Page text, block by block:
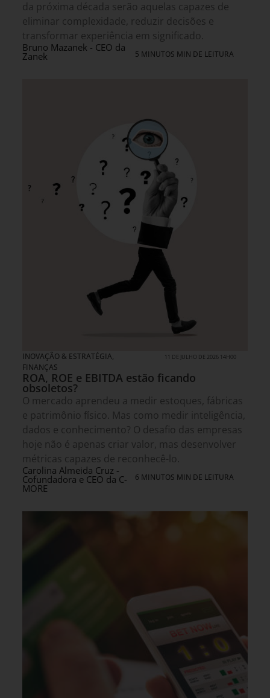
da próxima década serão aquelas capazes de
eliminar complexidade, reduzir decisões e
transformar experiência em significado.
Bruno Mazanek - CEO da
Zanek 5 MINUTOS MIN DE LEITURA
INOVAÇÃO & ESTRATÉGIA,
FINANÇAS
11 DE JULHO DE 2026 14H00
ROA, ROE e EBITDA estão ficando
obsoletos?
O mercado aprendeu a medir estoques, fábricas
e patrimônio físico. Mas como medir inteligência,
dados e conhecimento? O desafio das empresas
hoje não é apenas criar valor, mas desenvolver
métricas capazes de reconhecê-lo.
Carolina Almeida Cruz -
Cofundadora e CEO da C-
MORE
6 MINUTOS MIN DE LEITURA